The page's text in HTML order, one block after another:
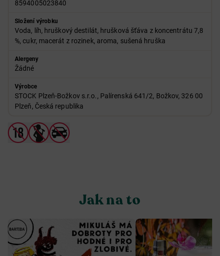
8594005023840
Složení výrobku
Voda, líh, hruškový destilát, hrušková šťáva z koncentrátu 7,8
%, cukr, macerát z rozinek, aroma, sušená hruška
Alergeny
Žádné
Výrobce
STOCK Plzeň-Božkov s.r.o., Palírenská 641/2, Božkov, 326 00
Plzeň, Česká republika
Jak na to